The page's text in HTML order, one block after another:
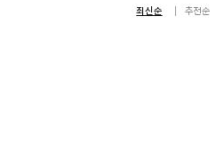
최신순 추천순